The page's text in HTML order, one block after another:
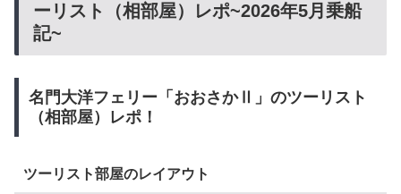
ーリスト（相部屋）レポ~2026年5月乗船
記~
名門大洋フェリー「おおさかⅡ」のツーリスト
（相部屋）レポ！
ツーリスト部屋のレイアウト